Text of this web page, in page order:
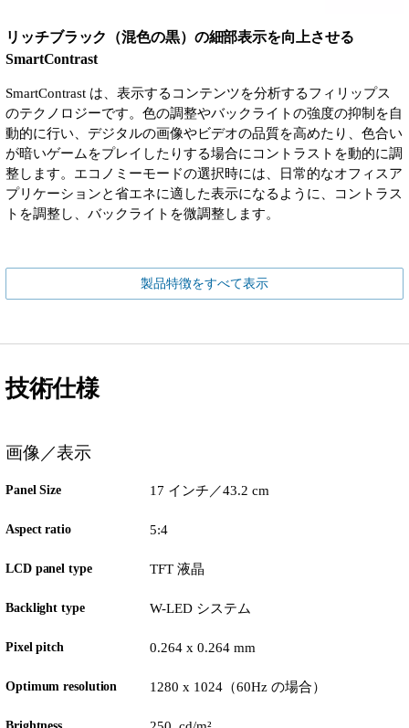
リッチブラック（混色の黒）の細部表示を向上させる
SmartContrast
SmartContrast は、表示するコンテンツを分析するフィリップス
のテクノロジーです。色の調整やバックライトの強度の抑制を自
動的に行い、デジタルの画像やビデオの品質を高めたり、色合い
が暗いゲームをプレイしたりする場合にコントラストを動的に調
整します。エコノミーモードの選択時には、日常的なオフィスア
プリケーションと省エネに適した表示になるように、コントラス
トを調整し、バックライトを微調整します。
製品特徴をすべて表示
技術仕様
画像／表示
Panel Size 17 インチ／43.2 cm
Aspect ratio 5:4
LCD panel type TFT 液晶
Backlight type W-LED システム
Pixel pitch 0.264 x 0.264 mm
Optimum resolution 1280 x 1024（60Hz の場合）